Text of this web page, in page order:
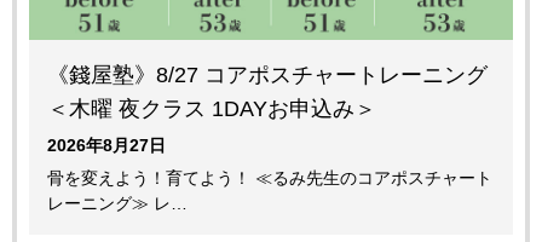
《錢屋塾》8/27 コアポスチャートレーニング
＜木曜 夜クラス 1DAYお申込み＞
2026年8月27日
骨を変えよう！育てよう！ ≪るみ先生のコアポスチャート
レーニング≫ レ…